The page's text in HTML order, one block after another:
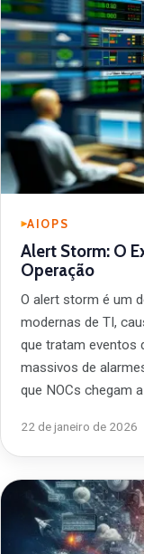
AIOPS
Alert Storm: O
Operação
O alert storm é um
modernas de TI,
que tratam eventos
massivos de
que NOCs chegam
22 de janeiro de 2026